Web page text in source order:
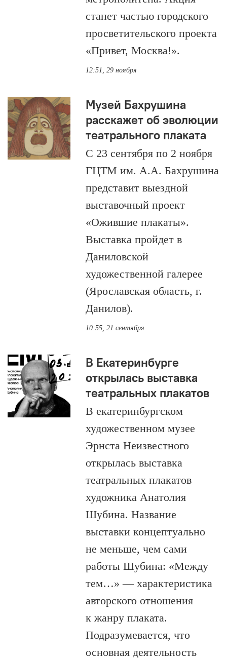
станет частью городского
просветительского проекта
«Привет, Москва!».
12:51, 29 ноября
Музей Бахрушина
расскажет об эволюции
театрального плаката
С 23 сентября по 2 ноября
ГЦТМ им. А.А. Бахрушина
представит выездной
выставочный проект
«Ожившие плакаты».
Выставка пройдет в
Даниловской
художественной галерее
(Ярославская область, г.
Данилов).
10:55, 21 сентября
В Екатеринбурге
открылась выставка
театральных плакатов
В екатеринбургском
художественном музее
Эрнста Неизвестного
открылась выставка
театральных плакатов
художника Анатолия
Шубина. Название
выставки концептуально
не меньше, чем сами
работы Шубина: «Между
тем…» — характеристика
авторского отношения
к жанру плаката.
Подразумевается, что
основная деятельность